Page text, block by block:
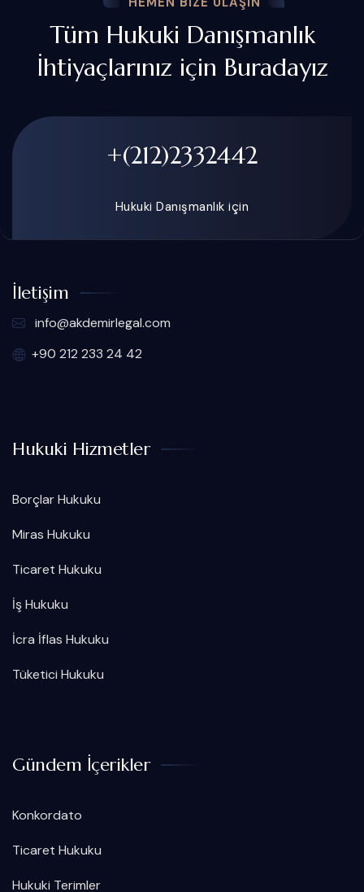
Tüm Hukuki Danışmanlık
İhtiyaçlarınız için Buradayız
+(212)2332442
Hukuki Danışmanlık için
İletişim
info@akdemirlegal.com
+90 212 233 24 42
Hukuki Hizmetler
Borçlar Hukuku
Miras Hukuku
Ticaret Hukuku
İş Hukuku
İcra İflas Hukuku
Tüketici Hukuku
Gündem İçerikler
Konkordato
Ticaret Hukuku
Hukuki Terimler